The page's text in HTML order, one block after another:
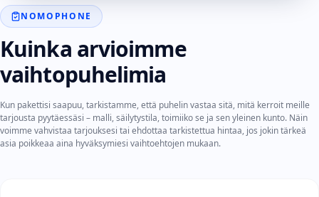
NOMOPHONE
Kuinka arvioimme
vaihtopuhelimia
Kun pakettisi saapuu, tarkistamme, että puhelin vastaa sitä, mitä kerroit meille
tarjousta pyytäessäsi – malli, säilytystila, toimiiko se ja sen yleinen kunto. Näin
voimme vahvistaa tarjouksesi tai ehdottaa tarkistettua hintaa, jos jokin tärkeä
asia poikkeaa aina hyväksymiesi vaihtoehtojen mukaan.